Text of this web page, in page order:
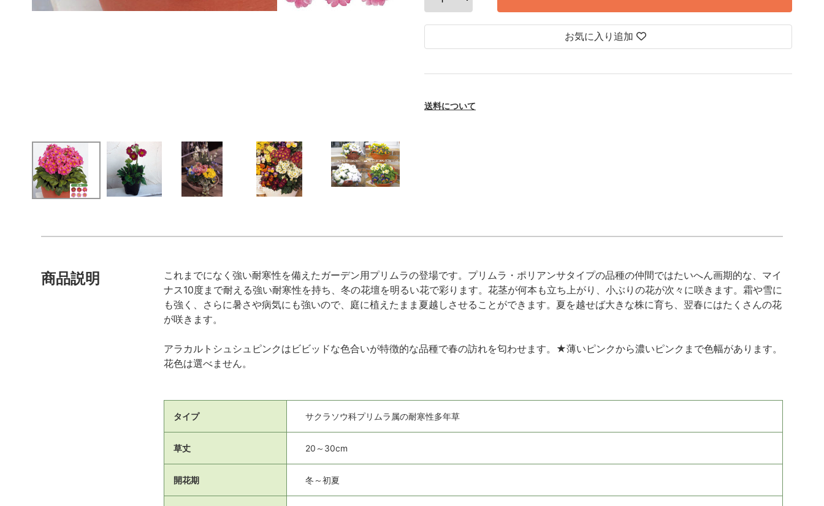
お気に入り追加
送料について
商品説明
これまでになく強い耐寒性を備えたガーデン用プリムラの登場です。プリムラ・ポリアンサタイプの品種の仲間ではたいへん画期的な、マイ
ナス10度まで耐える強い耐寒性を持ち、冬の花壇を明るい花で彩ります。花茎が何本も立ち上がり、小ぶりの花が次々に咲きます。霜や雪に
も強く、さらに暑さや病気にも強いので、庭に植えたまま夏越しさせることができます。夏を越せば大きな株に育ち、翌春にはたくさんの花
が咲きます。
アラカルトシュシュピンクはビビッドな色合いが特徴的な品種で春の訪れを匂わせます。★薄いピンクから濃いピンクまで色幅があります。
花色は選べません。
タイプ サクラソウ科プリムラ属の耐寒性多年草
草丈 20～30cm
開花期 冬～初夏